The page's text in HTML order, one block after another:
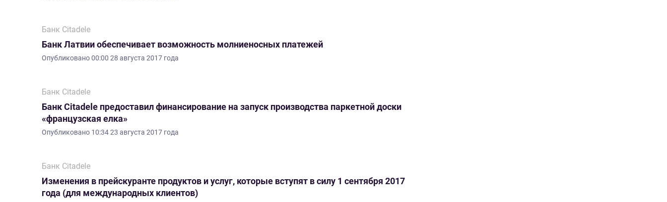
Банк Citadele
Банк Латвии обеспечивает возможность молниеносных платежей
Опубликовано00:00 28 августа 2017 года
Банк Citadele
Банк Citadele предоставил финансирование на запуск производства паркетной доски
«французская елка»
Опубликовано 10:34 23 августа 2017 года
Банк Citadele
Изменения в прейскуранте продуктов и услуг, которые вступят в силу 1 сентября 2017
года (для международных клиентов)